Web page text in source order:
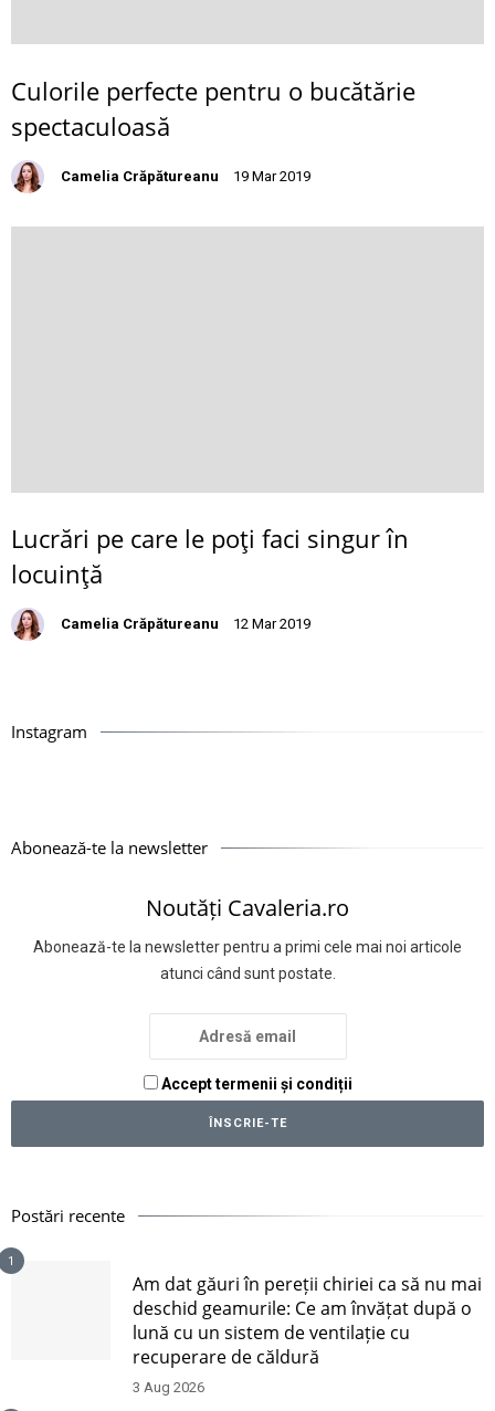
Culorile perfecte pentru o bucătărie
spectaculoasă
Camelia Crăpătureanu 19 Mar 2019
Lucrări pe care le poţi faci singur în
locuinţă
Camelia Crăpătureanu 12 Mar 2019
Instagram
Abonează-te la newsletter
Noutăți Cavaleria.ro
Abonează-te la newsletter pentru a primi cele mai noi articole
atunci când sunt postate.
Accept termenii și condiții
Postări recente
1
Am dat găuri în pereții chiriei ca să nu mai
deschid geamurile: Ce am învățat după o
lună cu un sistem de ventilație cu
recuperare de căldură
3 Aug 2026